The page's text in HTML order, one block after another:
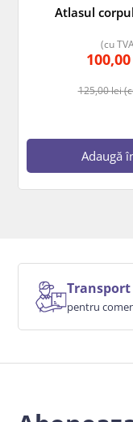
Atlasul
125,00lei
100,00
(cu
Adaugă
pentru